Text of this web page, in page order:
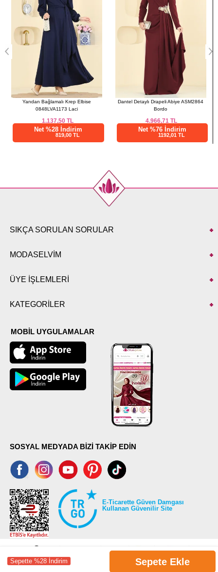
Sepette %28 İndirim Sepete Ekle
Dantel Detaylı Drapeli Abiye ASM2864
Bordo
4.966,71TL
Net %76 İndirim
1192,01 TL
Yandan Bağlamalı Krep Elbise
0848LVA1173 Kahve
1.137,50 TL
Net %28 İndirim
819,00 TL
SIKÇA SORULAN SORULAR
MODASELVİM
ÜYE İŞLEMLERİ
KATEGORİLER
MOBİL UYGULAMALAR
SOSYAL MEDYADA BİZİ TAKİP EDİN
E-Ticarette Güven Damgası
Kullanan Güvenilir Site
©2026 Tüm modaselvim.com hakları saklıdır.